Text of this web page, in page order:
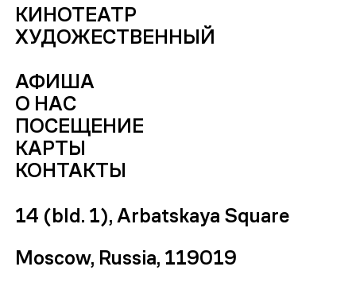
КИНОТЕАТР
ХУДОЖЕСТВЕННЫЙ
АФИША
О НАС
ПОСЕЩЕНИЕ
КАРТЫ
КОНТАКТЫ
14 (bld. 1), Arbatskaya Square
Moscow, Russia, 119019